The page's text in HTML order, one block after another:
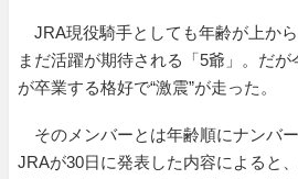
JRA現役騎手としても年齢が上か
まだ活躍が期待される「5爺」。だが
が卒業する格好で“激震”が走った。
そのメンバーとは年齢順にナンバー
JRAが30日に発表した内容によると